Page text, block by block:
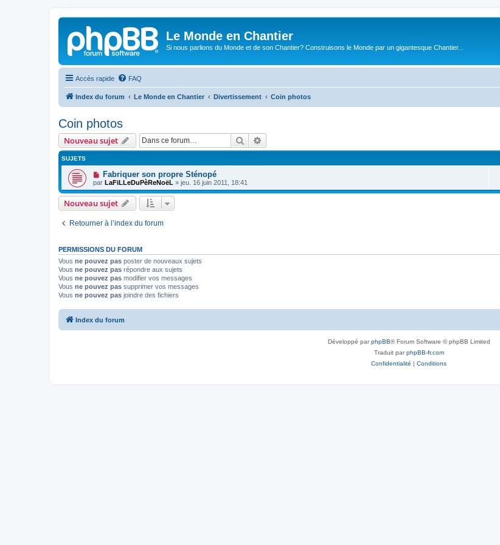
Le Monde en Chantier
Si nous parlions du Monde et de son Chantier? Construisons le Monde par un gigantesque Chantier...
Accès rapide FAQ
Index du forum Le Monde en Chantier Divertissement Coin photos
Coin photos
Nouveau sujet Rechercher
SUJETS
Fabriquer son propre Sténopé
par LaFiLLeDuPèReNoëL » jeu. 16 juin 2011, 18:41
Nouveau sujet
Retourner à l’index du forum
PERMISSIONS DU FORUM
Vous ne pouvez pas poster de nouveaux sujets
Vous ne pouvez pas répondre aux sujets
Vous ne pouvez pas modifier vos messages
Vous ne pouvez pas supprimer vos messages
Vous ne pouvez pas joindre des fichiers
Index du forum
Développé parphpBB® Forum Software © phpBB Limited
Traduit parphpBB-fr.com
Confidentialité | Conditions